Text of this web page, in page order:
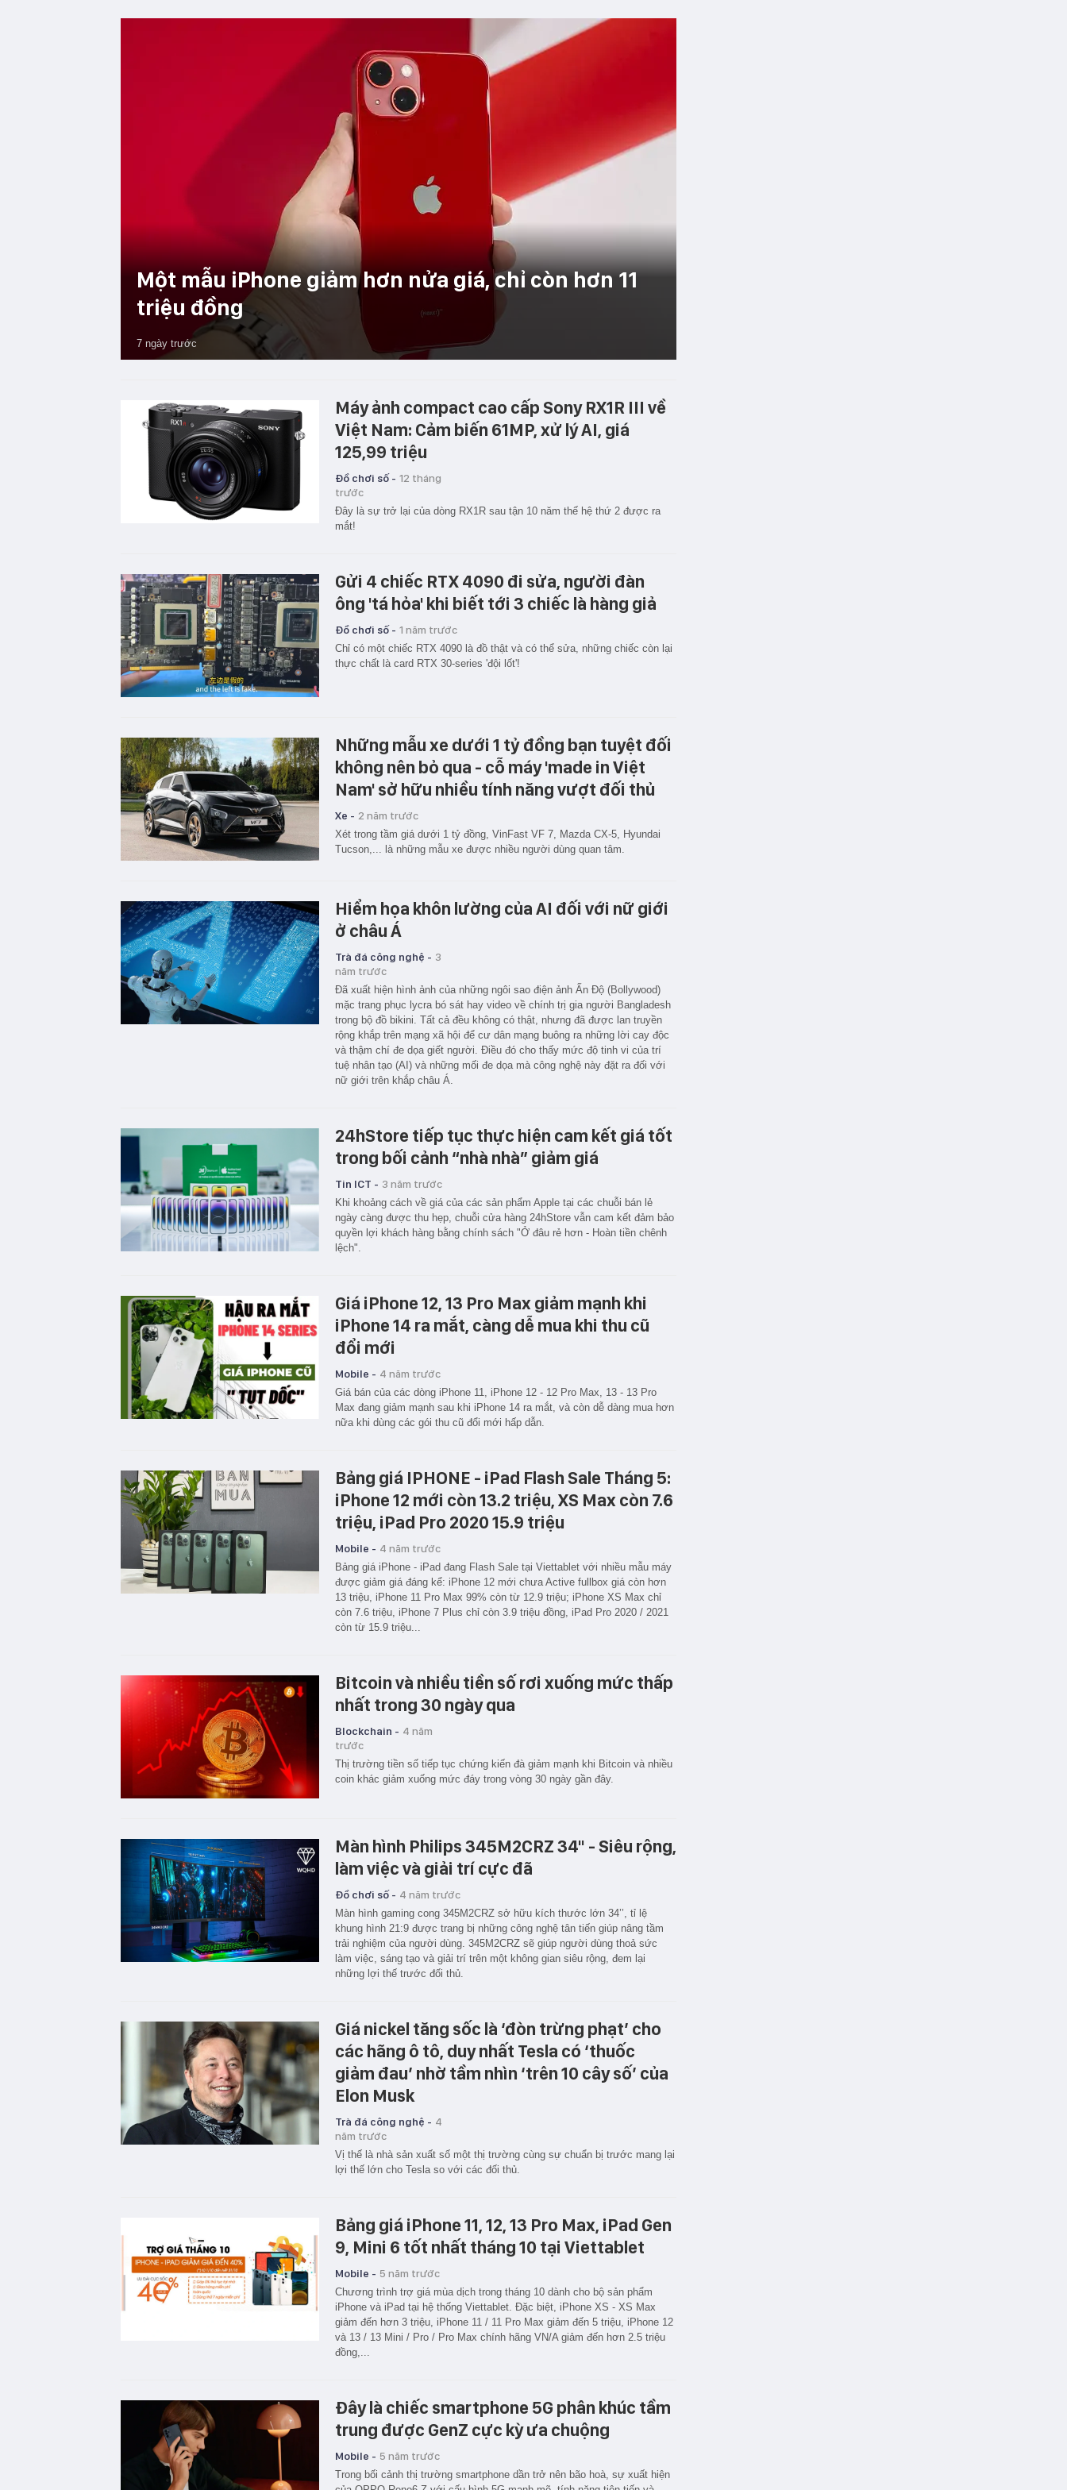
Một mẫu iPhone giảm hơn nửa giá, chỉ còn hơn 11
triệu đồng
7 ngày trước
Máy ảnh compact cao cấp Sony RX1R III về
Việt Nam: Cảm biến 61MP, xử lý AI, giá
125,99 triệu
Đồ chơi số - 12 tháng
trước
Đây là sự trở lại của dòng RX1R sau tận 10 năm thế hệ thứ 2 được ra
mắt!
Gửi 4 chiếc RTX 4090 đi sửa, người đàn
ông 'tá hỏa' khi biết tới 3 chiếc là hàng giả
Đồ chơi số - 1 năm trước
Chỉ có một chiếc RTX 4090 là đồ thật và có thể sửa, những chiếc còn lại
thực chất là card RTX 30-series 'đội lốt'!
Những mẫu xe dưới 1 tỷ đồng bạn tuyệt đối
không nên bỏ qua - cỗ máy 'made in Việt
Nam' sở hữu nhiều tính năng vượt đối thủ
Xe - 2 năm trước
Xét trong tầm giá dưới 1 tỷ đồng, VinFast VF 7, Mazda CX-5, Hyundai
Tucson,... là những mẫu xe được nhiều người dùng quan tâm.
Hiểm họa khôn lường của AI đối với nữ giới
ở châu Á
Trà đá công nghệ - 3
năm trước
Đã xuất hiện hình ảnh của những ngôi sao điện ảnh Ấn Độ (Bollywood)
mặc trang phục lycra bó sát hay video về chính trị gia người Bangladesh
trong bộ đồ bikini. Tất cả đều không có thật, nhưng đã được lan truyền
rộng khắp trên mạng xã hội để cư dân mạng buông ra những lời cay độc
và thậm chí đe dọa giết người. Điều đó cho thấy mức độ tinh vi của trí
tuệ nhân tạo (AI) và những mối đe dọa mà công nghệ này đặt ra đối với
nữ giới trên khắp châu Á.
24hStore tiếp tục thực hiện cam kết giá tốt
trong bối cảnh “nhà nhà” giảm giá
Tin ICT - 3 năm trước
Khi khoảng cách về giá của các sản phẩm Apple tại các chuỗi bán lẻ
ngày càng được thu hẹp, chuỗi cửa hàng 24hStore vẫn cam kết đảm bảo
quyền lợi khách hàng bằng chính sách "Ở đâu rẻ hơn - Hoàn tiền chênh
lệch".
Giá iPhone 12, 13 Pro Max giảm mạnh khi
iPhone 14 ra mắt, càng dễ mua khi thu cũ
đổi mới
Mobile - 4 năm trước
Giá bán của các dòng iPhone 11, iPhone 12 - 12 Pro Max, 13 - 13 Pro
Max đang giảm mạnh sau khi iPhone 14 ra mắt, và còn dễ dàng mua hơn
nữa khi dùng các gói thu cũ đổi mới hấp dẫn.
Bảng giá IPHONE - iPad Flash Sale Tháng 5:
iPhone 12 mới còn 13.2 triệu, XS Max còn 7.6
triệu, iPad Pro 2020 15.9 triệu
Mobile - 4 năm trước
Bảng giá iPhone - iPad đang Flash Sale tại Viettablet với nhiều mẫu máy
được giảm giá đáng kể: iPhone 12 mới chưa Active fullbox giá còn hơn
13 triệu, iPhone 11 Pro Max 99% còn từ 12.9 triệu; iPhone XS Max chỉ
còn 7.6 triệu, iPhone 7 Plus chỉ còn 3.9 triệu đồng, iPad Pro 2020 / 2021
còn từ 15.9 triệu...
Bitcoin và nhiều tiền số rơi xuống mức thấp
nhất trong 30 ngày qua
Blockchain - 4 năm
trước
Thị trường tiền số tiếp tục chứng kiến đà giảm mạnh khi Bitcoin và nhiều
coin khác giảm xuống mức đáy trong vòng 30 ngày gần đây.
Màn hình Philips 345M2CRZ 34" - Siêu rộng,
làm việc và giải trí cực đã
Đồ chơi số - 4 năm trước
Màn hình gaming cong 345M2CRZ sở hữu kích thước lớn 34’’, tỉ lệ
khung hình 21:9 được trang bị những công nghệ tân tiến giúp nâng tầm
trải nghiệm của người dùng. 345M2CRZ sẽ giúp người dùng thoả sức
làm việc, sáng tạo và giải trí trên một không gian siêu rộng, đem lại
những lợi thế trước đối thủ.
Giá nickel tăng sốc là ‘đòn trừng phạt’ cho
các hãng ô tô, duy nhất Tesla có ‘thuốc
giảm đau’ nhờ tầm nhìn ‘trên 10 cây số’ của
Elon Musk
Trà đá công nghệ - 4
năm trước
Vị thế là nhà sản xuất số một thị trường cùng sự chuẩn bị trước mang lại
lợi thế lớn cho Tesla so với các đối thủ.
Bảng giá iPhone 11, 12, 13 Pro Max, iPad Gen
9, Mini 6 tốt nhất tháng 10 tại Viettablet
Mobile - 5 năm trước
Chương trình trợ giá mùa dịch trong tháng 10 dành cho bộ sản phẩm
iPhone và iPad tại hệ thống Viettablet. Đặc biệt, iPhone XS - XS Max
giảm đến hơn 3 triệu, iPhone 11 / 11 Pro Max giảm đến 5 triệu, iPhone 12
và 13 / 13 Mini / Pro / Pro Max chính hãng VN/A giảm đến hơn 2.5 triệu
đồng,...
Đây là chiếc smartphone 5G phân khúc tầm
trung được GenZ cực kỳ ưa chuộng
Mobile - 5 năm trước
Trong bối cảnh thị trường smartphone dần trở nên bão hoà, sự xuất hiện